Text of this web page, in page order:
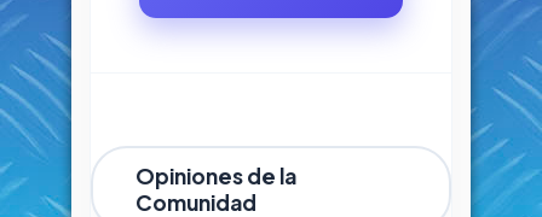
Opiniones de la
Comunidad